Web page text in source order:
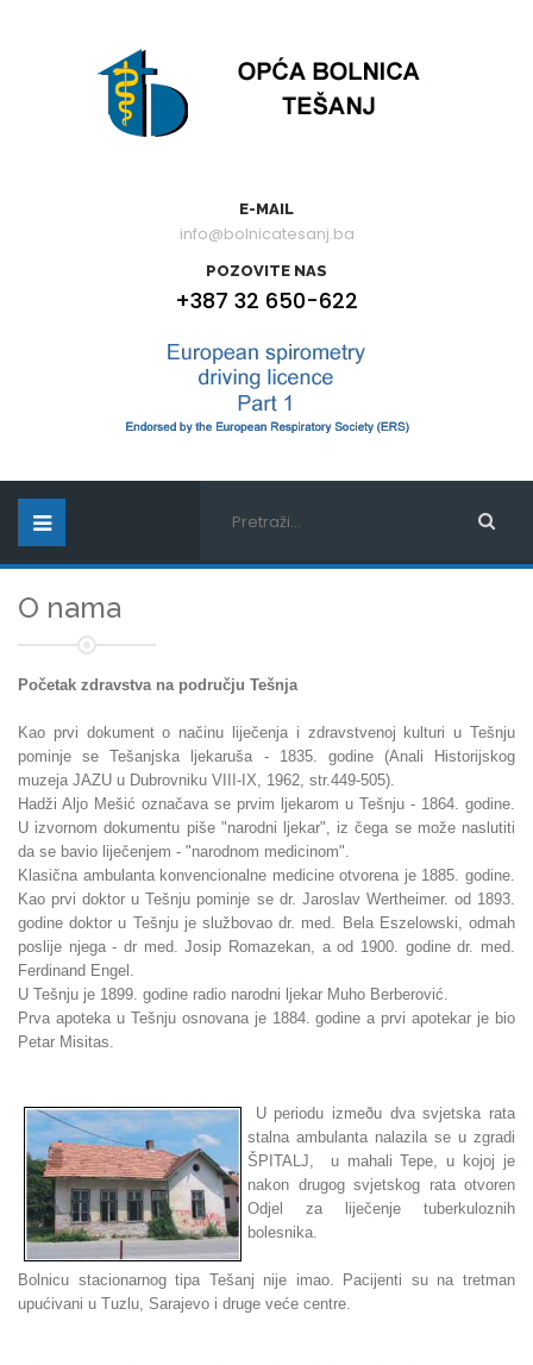
E-MAIL
info@bolnicatesanj.ba
POZOVITE NAS
+387 32 650-622
O nama
Početak zdravstva na području Tešnja
Kao prvi dokument o načinu liječenja i zdravstvenoj kulturi u Tešnju
pominje se Tešanjska ljekaruša - 1835. godine (Anali Historijskog
muzeja JAZU u Dubrovniku VIII-IX, 1962, str.449-505).
Hadži Aljo Mešić označava se prvim ljekarom u Tešnju - 1864. godine.
U izvornom dokumentu piše "narodni ljekar", iz čega se može naslutiti
da se bavio liječenjem - "narodnom medicinom".
Klasična ambulanta konvencionalne medicine otvorena je 1885. godine.
Kao prvi doktor u Tešnju pominje se dr. Jaroslav Wertheimer. od 1893.
godine doktor u Tešnju je službovao dr. med. Bela Eszelowski, odmah
poslije njega - dr med. Josip Romazekan, a od 1900. godine dr. med.
Ferdinand Engel.
U Tešnju je 1899. godine radio narodni ljekar Muho Berberović.
Prva apoteka u Tešnju osnovana je 1884. godine a prvi apotekar je bio
Petar Misitas.
U periodu izmeðu dva svjetska rata
stalna ambulanta nalazila se u zgradi
ŠPITALJ, u mahali Tepe, u kojoj je
nakon drugog svjetskog rata otvoren
Odjel za liječenje tuberkuloznih
bolesnika.
Bolnicu stacionarnog tipa Tešanj nije imao. Pacijenti su na tretman
upućivani u Tuzlu, Sarajevo i druge veće centre.